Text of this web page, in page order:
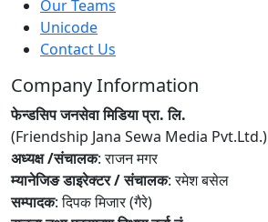
Our Teams
Unicode
Contact Us
Company Information
फेन्डसिप जनसेवा मिडिया प्रा. लि.
(Friendship Jana Sewa Media Pvt.Ltd.)
अध्यक्ष /संचालक: राजन मगर
म्यानेजिङ डाइरेक्टर / संचालक: रमेश बसेल
सम्पादक: दिपक मिजार (गैरे)